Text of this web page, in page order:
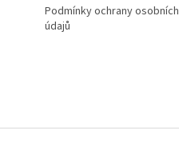
Podmínky ochrany osobních
údajů